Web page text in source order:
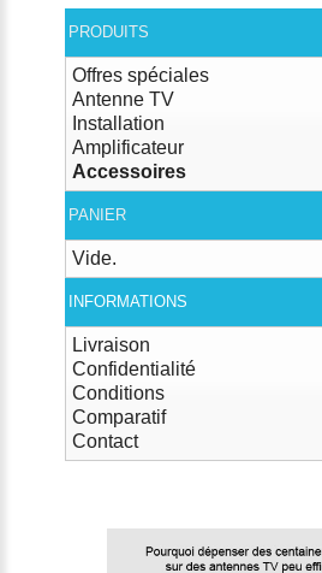
PRODUITS
Offres spéciales
Antenne TV
Installation
Amplificateur
Accessoires
PANIER
Vide.
INFORMATIONS
Livraison
Confidentialité
Conditions
Comparatif
Contact